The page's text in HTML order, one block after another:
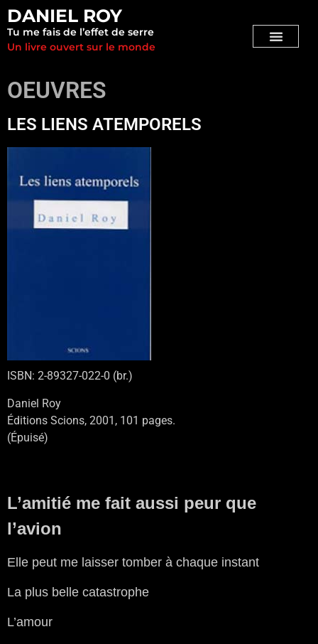
DANIEL ROY
Tu me fais de l’effet de serre
Un livre ouvert sur le monde
OEUVRES
LES LIENS ATEMPORELS
ISBN: 2-89327-022-0 (br.)
Daniel Roy
Éditions Scions, 2001, 101 pages.
(Épuisé)
L’amitié me fait aussi peur que
l’avion
Elle peut me laisser tomber à chaque instant
La plus belle catastrophe
L’amour